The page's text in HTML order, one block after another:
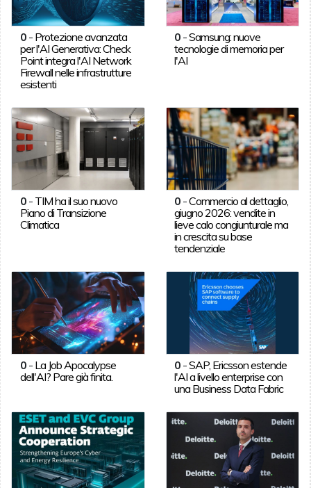
0- Protezione avanzata
per l'AI Generativa: Check
Point integra l'AI Network
Firewall nelle infrastrutture
esistenti
0 -Samsung: nuove
tecnologie di memoria per
l'AI
0- TIM ha il suo nuovo
Piano di Transizione
Climatica
0 -Commercio al dettaglio,
giugno 2026: vendite in
lieve calo congiunturale ma
in crescita su base
tendenziale
0- La Job Apocalypse
dell'AI? Pare già finita.
0 -SAP, Ericsson estende
l'AI a livello enterprise con
una Business Data Fabric